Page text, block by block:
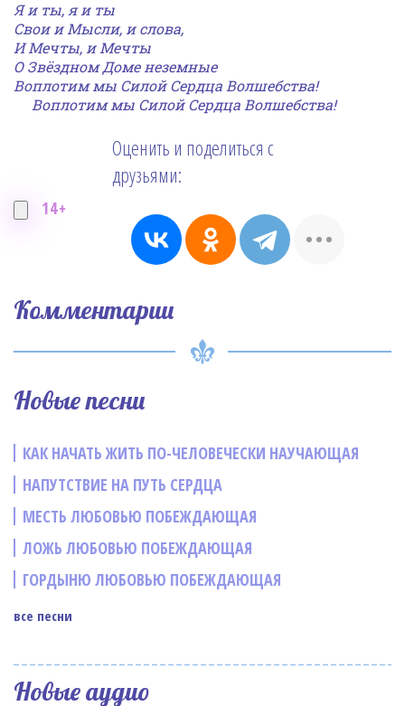
Я и ты, я и ты
Свои и Мысли, и слова,
И Мечты, и Мечты
О Звёздном Доме неземные
Воплотим мы Силой Сердца Волшебства!
Воплотим мы Силой Сердца Волшебства!
14+
Оценить и поделиться с
друзьями:
Комментарии
Новые песни
КАК НАЧАТЬ ЖИТЬ ПО-ЧЕЛОВЕЧЕСКИ НАУЧАЮЩАЯ
НАПУТСТВИЕ НА ПУТЬ СЕРДЦА
МЕСТЬ ЛЮБОВЬЮ ПОБЕЖДАЮЩАЯ
ЛОЖЬ ЛЮБОВЬЮ ПОБЕЖДАЮЩАЯ
ГОРДЫНЮ ЛЮБОВЬЮ ПОБЕЖДАЮЩАЯ
все песни
Новые аудио